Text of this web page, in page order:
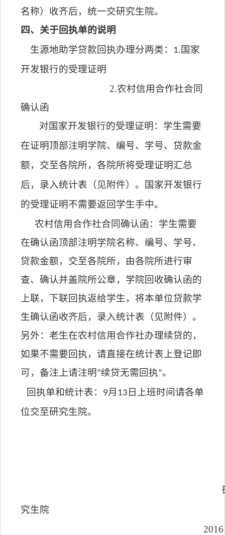
名称）收齐后，统一交研究生院。
四、关于回执单的说明
生源地助学贷款回执办理分两类： 1. 国家
开发银行的受理证明
2.农村信用合作社合同
确认函
对国家开发银行的受理证明：学生需要
在证明顶部注明学院、编号、学号、贷款金
额，交至各院所，各院所将受理证明汇总
后，录入统计表（见附件）。国家开发银行
的受理证明不需要返回学生手中。
农村信用合作社合同确认函：学生需要
在确认函顶部注明学院名称、编号、学号、
贷款金额，交至各院所，由各院所进行审
查、确认并盖院所公章，学院回收确认函的
上联，下联回执返给学生，将本单位贷款学
生确认函收齐后，录入统计表（见附件）。
另外：老生在农村信用合作社办理续贷的，
如果不需要回执，请直接在统计表上登记即
可，备注上请注明 “续贷无需回执”。
回执单和统计表： 9月 13 日上班时间请各单
位交至研究生院。
究生院
2016